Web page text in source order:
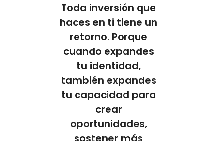
Toda inversión que
haces en ti tiene un
retorno. Porque
cuando expandes
tu identidad,
también expandes
tu capacidad para
crear
oportunidades,
sostener más